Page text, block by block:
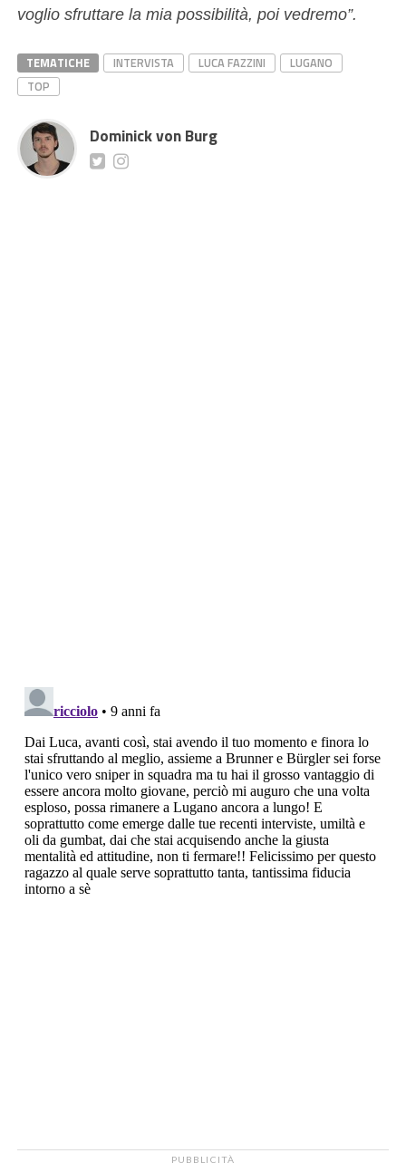
voglio sfruttare la mia possibilità, poi vedremo”.
TEMATICHE INTERVISTA LUCA FAZZINI
LUGANO
TOP
Dominick von Burg
PUBBLICITÀ